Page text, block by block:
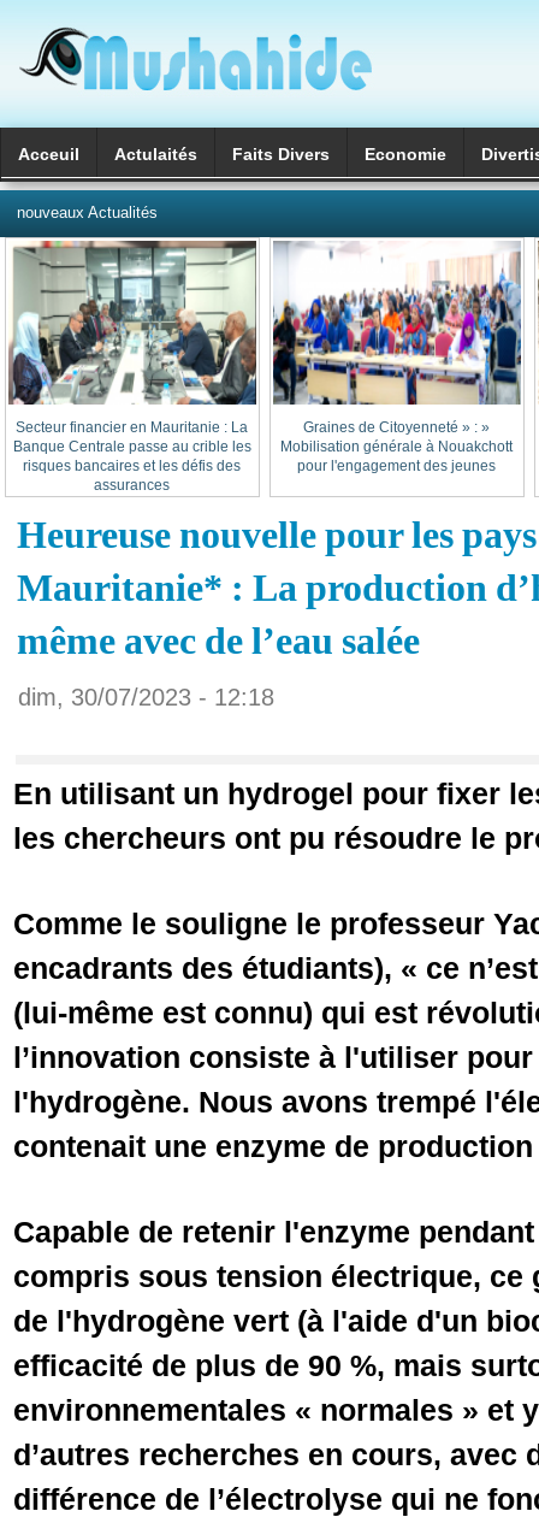
Acceuil Actulaités Faits Divers Economie
nouveaux Actualités
« Graines de Citoyenneté » :
Mobilisation générale à Nouakchott
pour l'engagement des jeunes
Secteur financier en Mauritanie : La
Banque Centrale passe au crible les
risques bancaires et les défis des
assurances
Heureuse nouvelle pour les
Mauritanie* : La production
même avec de l’eau salée
dim, 30/07/2023 - 12:18
En utilisant un hydrogel pour fixer
les chercheurs ont pu résoudre le
Comme le souligne le professeur
encadrants des étudiants), « ce
(lui-même est connu) qui est
l’innovation consiste à l'utiliser
l'hydrogène. Nous avons trempé
contenait une enzyme de
Capable de retenir l'enzyme
compris sous tension électrique, ce
de l'hydrogène vert (à l'aide d'un
efficacité de plus de 90 %, mais
environnementales « normales » et
d’autres recherches en cours, avec
différence de l’électrolyse qui ne